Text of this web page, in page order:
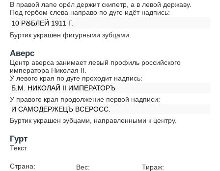
В правой лапе орёл держит скипетр, а в левой державу.
Под гербом слева направо по дуге идёт надпись:
10 РꙊБЛЕЙ 1911 Г.
Буртик украшен фигурными зубцами.
Аверс
Центр аверса занимает левый профиль российского
императора Николая II.
У левого края по дуге проходит надпись:
Б.М. НИКОЛАЙ II ИМПЕРАТОРЪ
У правого края продолжение первой надписи:
И САМОДЕРЖЕЦЪ ВСЕРОСС.
Буртик украшен зубцами, направленными к центру.
Гурт
Текст
Страна:
Вес:
Тираж: